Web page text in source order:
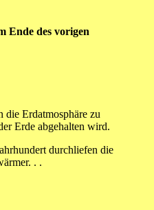
Ende des vorigen
die Erdatmosphäre zu
Erde abgehalten wird.
durchliefen die
. .